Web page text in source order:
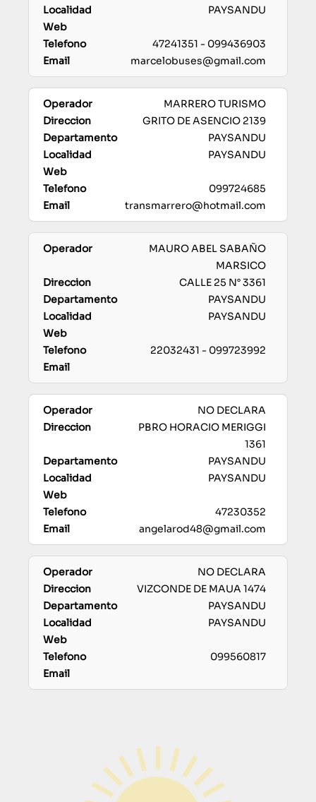
PAYSANDU
47241351 - 099436903
marcelobuses@gmail.com
MARRERO TURISMO
GRITO DE ASENCIO 2139
PAYSANDU
PAYSANDU
099724685
transmarrero@hotmail.com
MAURO ABEL SABAÑO
MARSICO
CALLE 25 N° 3361
PAYSANDU
PAYSANDU
22032431 - 099723992
NO DECLARA
PBRO HORACIO MERIGGI
1361
PAYSANDU
PAYSANDU
47230352
angelarod48@gmail.com
NO DECLARA
VIZCONDE DE MAUA 1474
PAYSANDU
PAYSANDU
099560817